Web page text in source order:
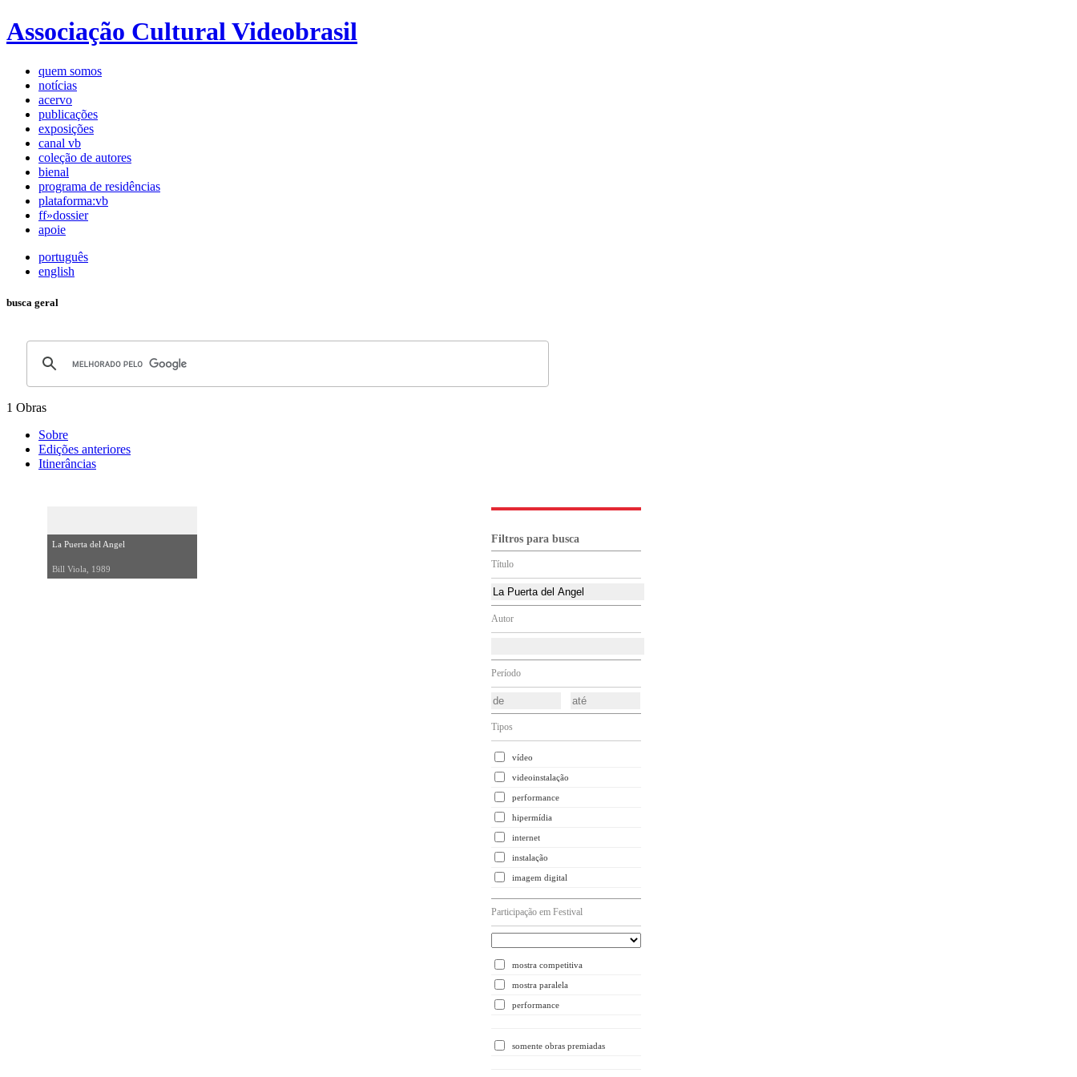
Associação Cultural Videobrasil
quem somos
notícias
acervo
publicações
exposições
canal vb
coleção de autores
bienal
programa de residências
plataforma:vb
ff»dossier
apoie
português
english
busca geral
1 Obras
Sobre
Edições anteriores
Itinerâncias
La Puerta del Angel
Bill Viola, 1989
Filtros para busca
Título
Autor
Período
Tipos
vídeo
videoinstalação
performance
hipermídia
internet
instalação
imagem digital
Participação em Festival
mostra competitiva
mostra paralela
performance
somente obras premiadas